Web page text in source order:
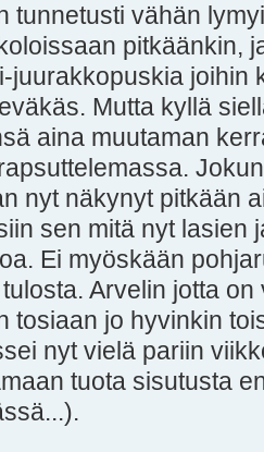
tunnetusti vähän
pitkäänkin,
juurakkopuskia joihin
Mutta kyllä
aina muutaman
nyt näkynyt pitkään
sen mitä nyt lasien
Ei myöskään
Arvelin jotta
tosiaan jo hyvinkin
nyt vielä pariin
tuota sisutusta